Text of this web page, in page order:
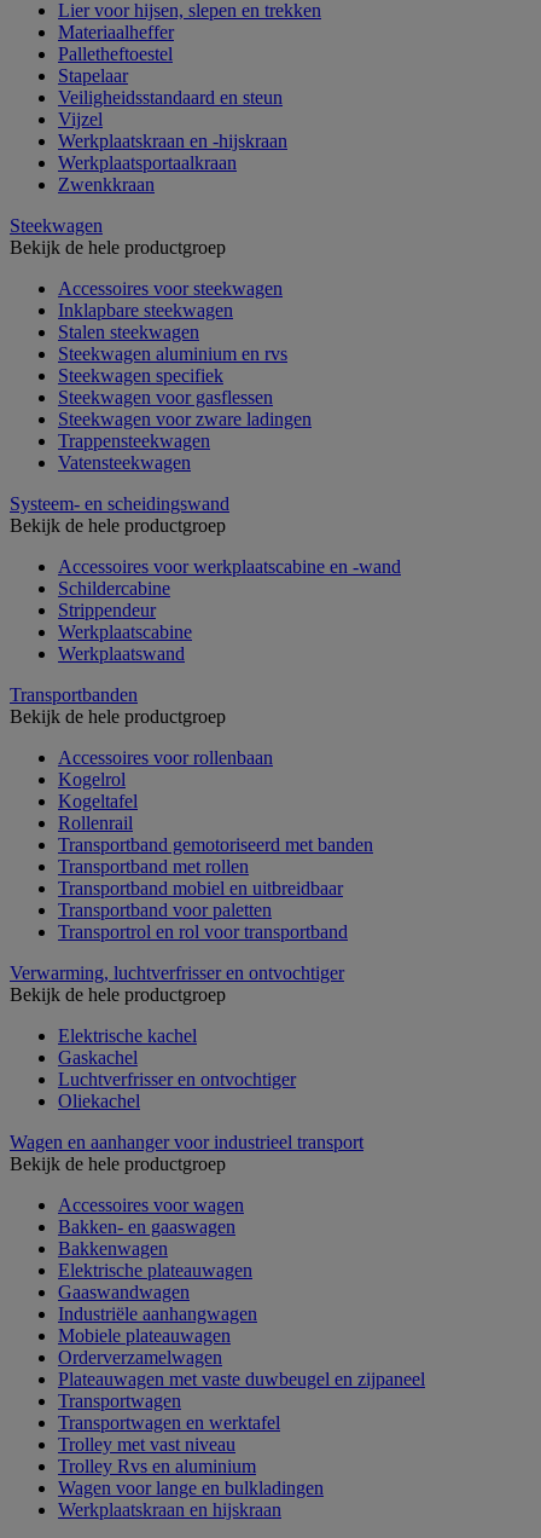
Lier voor hijsen, slepen en trekken
Materiaalheffer
Palletheftoestel
Stapelaar
Veiligheidsstandaard en steun
Vijzel
Werkplaatskraan en -hijskraan
Werkplaatsportaalkraan
Zwenkkraan
Steekwagen
Bekijk de hele productgroep
Accessoires voor steekwagen
Inklapbare steekwagen
Stalen steekwagen
Steekwagen aluminium en rvs
Steekwagen specifiek
Steekwagen voor gasflessen
Steekwagen voor zware ladingen
Trappensteekwagen
Vatensteekwagen
Systeem- en scheidingswand
Bekijk de hele productgroep
Accessoires voor werkplaatscabine en -wand
Schildercabine
Strippendeur
Werkplaatscabine
Werkplaatswand
Transportbanden
Bekijk de hele productgroep
Accessoires voor rollenbaan
Kogelrol
Kogeltafel
Rollenrail
Transportband gemotoriseerd met banden
Transportband met rollen
Transportband mobiel en uitbreidbaar
Transportband voor paletten
Transportrol en rol voor transportband
Verwarming, luchtverfrisser en ontvochtiger
Bekijk de hele productgroep
Elektrische kachel
Gaskachel
Luchtverfrisser en ontvochtiger
Oliekachel
Wagen en aanhanger voor industrieel transport
Bekijk de hele productgroep
Accessoires voor wagen
Bakken- en gaaswagen
Bakkenwagen
Elektrische plateauwagen
Gaaswandwagen
Industriële aanhangwagen
Mobiele plateauwagen
Orderverzamelwagen
Plateauwagen met vaste duwbeugel en zijpaneel
Transportwagen
Transportwagen en werktafel
Trolley met vast niveau
Trolley Rvs en aluminium
Wagen voor lange en bulkladingen
Werkplaatskraan en hijskraan